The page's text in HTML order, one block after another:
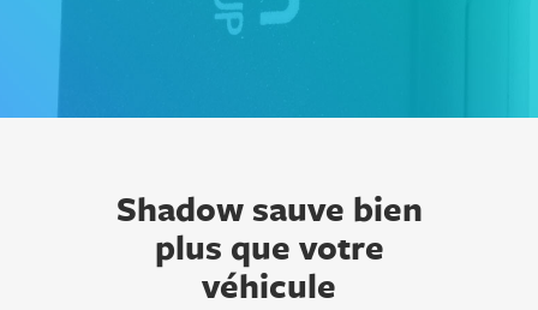
Shadow sauve bien
plus que votre
véhicule